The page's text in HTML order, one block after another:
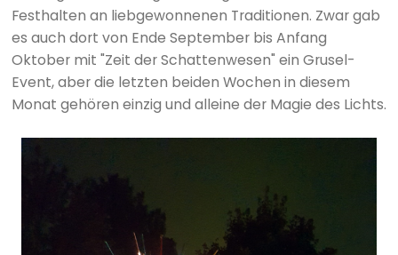
Festhalten an liebgewonnenen Traditionen. Zwar gab
es auch dort von Ende September bis Anfang
Oktober mit "Zeit der Schattenwesen" ein Grusel-
Event, aber die letzten beiden Wochen in diesem
Monat gehören einzig und alleine der Magie des Lichts.